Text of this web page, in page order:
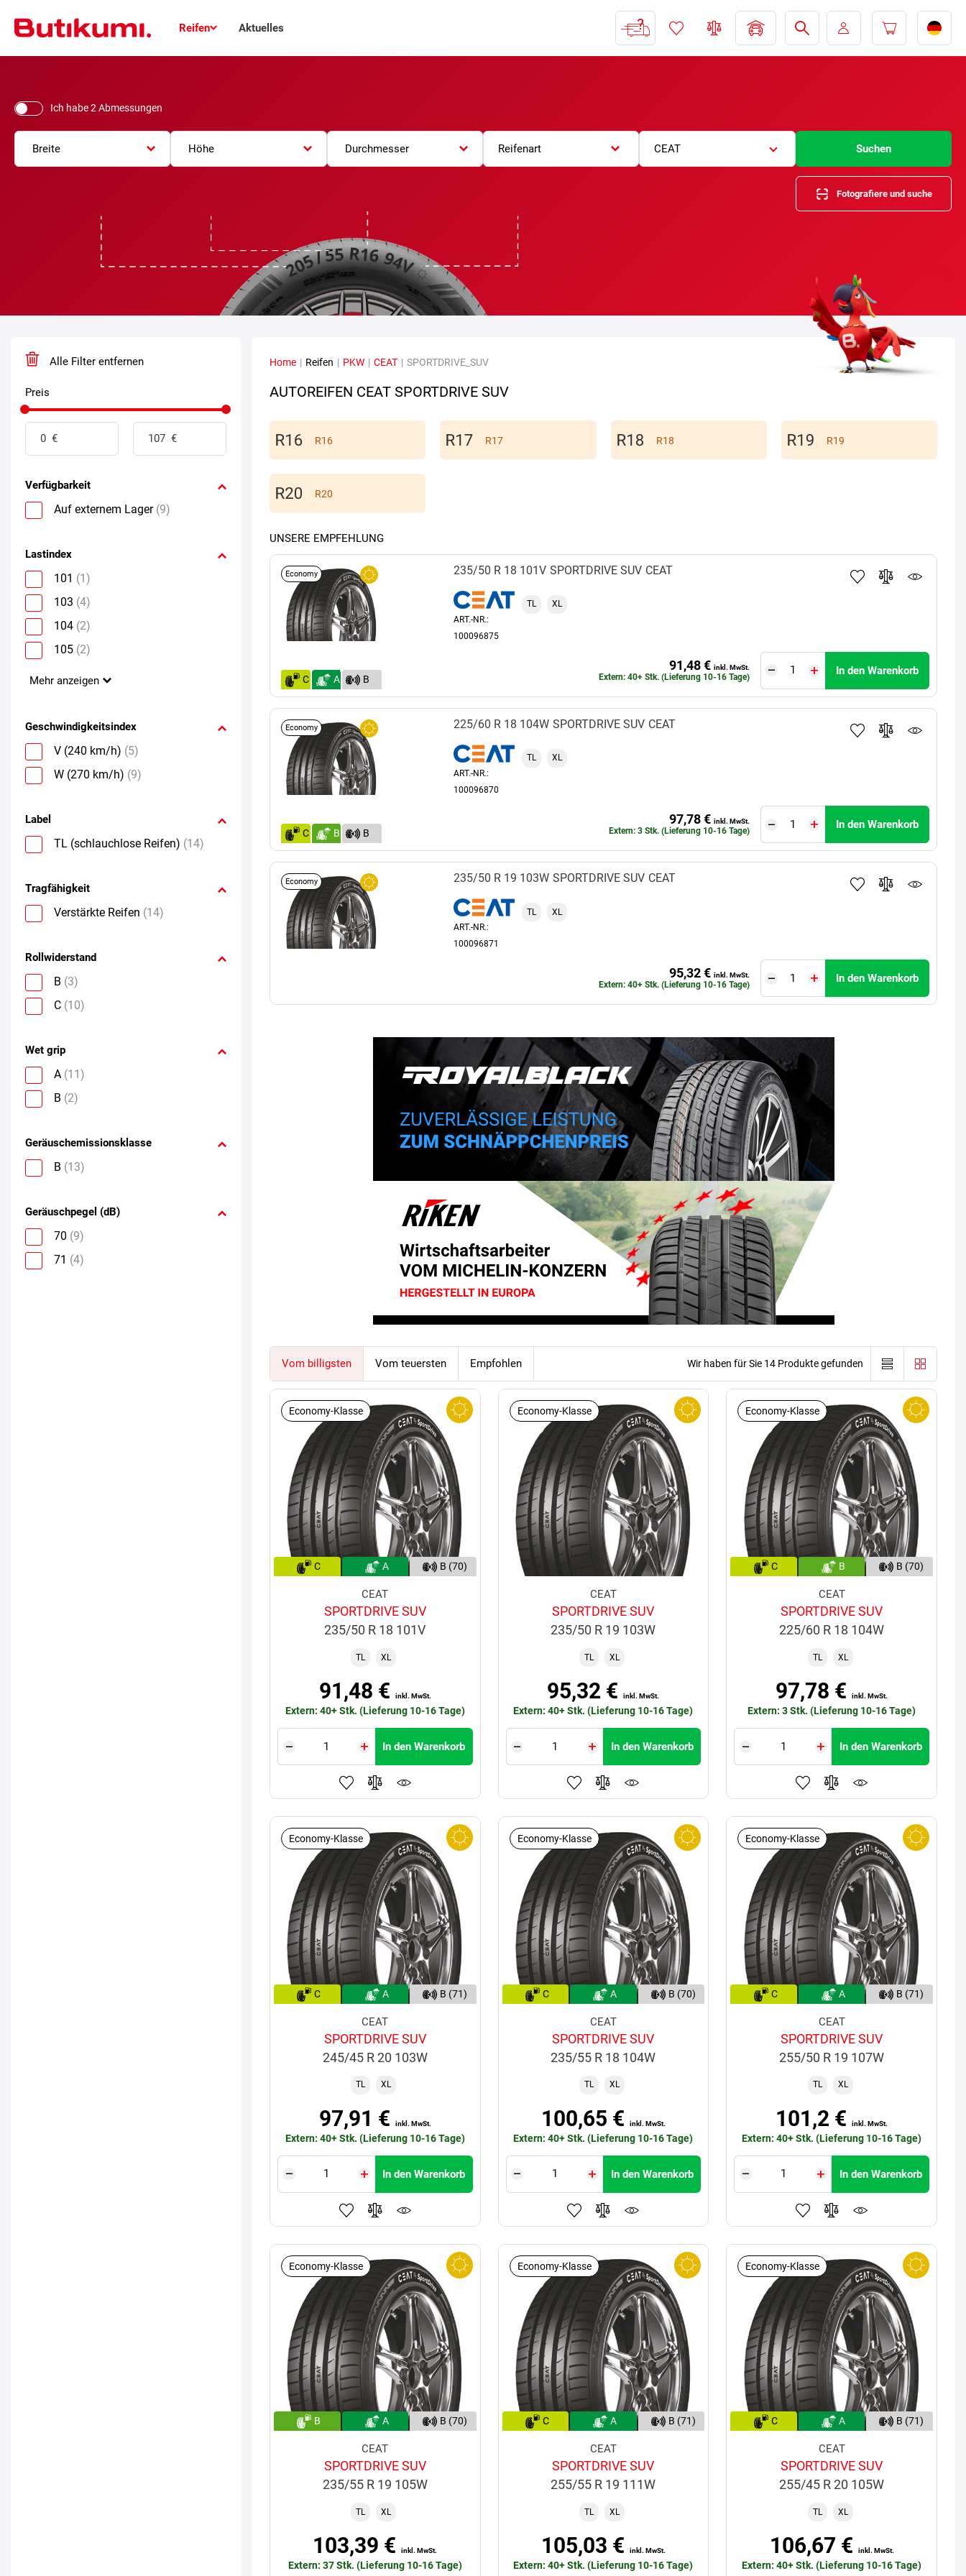
Reifen Aktuelles
Ich habe 2 Abmessungen
Breite Höhe Durchmesser Reifenart CEAT Suchen
Fotografiere und suche
Alle Filter entfernen
Preis
Verfügbarkeit
Auf externem Lager (9)
Lastindex
101 (1)
103 (4)
104 (2)
105 (2)
Mehr anzeigen
Geschwindigkeitsindex
V (240 km/h) (5)
W (270 km/h) (9)
Label
TL (schlauchlose Reifen) (14)
Tragfähigkeit
Verstärkte Reifen (14)
Rollwiderstand
B (3)
C (10)
Wet grip
A (11)
B (2)
Geräuschemissionsklasse
B (13)
Geräuschpegel (dB)
70 (9)
71 (4)
Home | Reifen | PKW | CEAT | SPORTDRIVE_SUV
AUTOREIFEN CEAT SPORTDRIVE SUV
R16 R17 R18 R19
R20
UNSERE EMPFEHLUNG
Economy
C A
B
(70)
CEAT
SPORTDRIVE SUV
235/50 R 18 101V
ART.-NR.:
100096875
TL XL
91,48 € inkl. MwSt.
Extern: 40+ Stk. (Lieferung 10-16 Tage) In den Warenkorb
Economy
C B
B
(70)
CEAT
SPORTDRIVE SUV
225/60 R 18 104W
ART.-NR.:
100096870
TL XL
97,78 € inkl. MwSt.
Extern: 3 Stk. (Lieferung 10-16 Tage) In den Warenkorb
Economy CEAT
SPORTDRIVE SUV
235/50 R 19 103W
ART.-NR.:
100096871
TL XL
95,32 € inkl. MwSt.
Extern: 40+ Stk. (Lieferung 10-16 Tage) In den Warenkorb
Vom billigsten Vom teuersten Empfohlen Wir haben für Sie 14 Produkte gefunden
Economy-Klasse
C A B (70)
CEAT
SPORTDRIVE SUV
235/50 R 18 101V
TL XL
91,48 € inkl. MwSt.
Extern: 40+ Stk. (Lieferung 10-16 Tage)
In den Warenkorb
Economy-Klasse
CEAT
SPORTDRIVE SUV
235/50 R 19 103W
TL XL
95,32 €inkl. MwSt.
Extern: 40+ Stk. (Lieferung 10-16 Tage)
In den Warenkorb
Economy-Klasse
C B B (70)
CEAT
SPORTDRIVE SUV
225/60 R 18 104W
TL XL
97,78 €inkl. MwSt.
Extern: 3 Stk. (Lieferung 10-16 Tage)
In den Warenkorb
Economy-Klasse
C A B (71)
CEAT
SPORTDRIVE SUV
245/45 R 20 103W
TL XL
97,91 € inkl. MwSt.
Extern: 40+ Stk. (Lieferung 10-16 Tage)
In den Warenkorb
Economy-Klasse
C A B (70)
CEAT
SPORTDRIVE SUV
235/55 R 18 104W
TL XL
100,65 € inkl. MwSt.
Extern: 40+ Stk. (Lieferung 10-16 Tage)
In den Warenkorb
Economy-Klasse
C A B (71)
CEAT
SPORTDRIVE SUV
255/50 R 19 107W
TL XL
101,2 €inkl. MwSt.
Extern: 40+ Stk. (Lieferung 10-16 Tage)
In den Warenkorb
Economy-Klasse
B A B (70)
CEAT
SPORTDRIVE SUV
235/55 R 19 105W
TL XL
103,39 €inkl. MwSt.
Extern: 37 Stk. (Lieferung 10-16 Tage)
Economy-Klasse
C A B (71)
CEAT
SPORTDRIVE SUV
255/55 R 19 111W
TL XL
105,03 € inkl. MwSt.
Extern: 40+ Stk. (Lieferung 10-16 Tage)
Economy-Klasse
C A B (71)
CEAT
SPORTDRIVE SUV
255/45 R 20 105W
TL XL
106,67 € inkl. MwSt.
Extern: 40+ Stk. (Lieferung 10-16 Tage)